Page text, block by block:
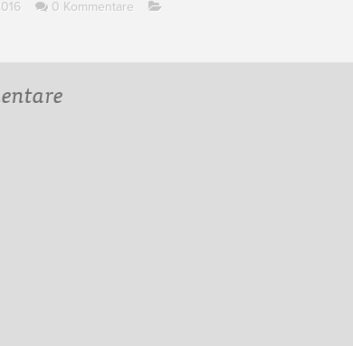
0 Kommentare